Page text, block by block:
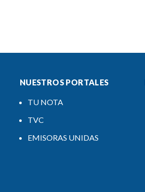
NUESTROS PORTALES
TU NOTA
TVC
EMISORAS UNIDAS